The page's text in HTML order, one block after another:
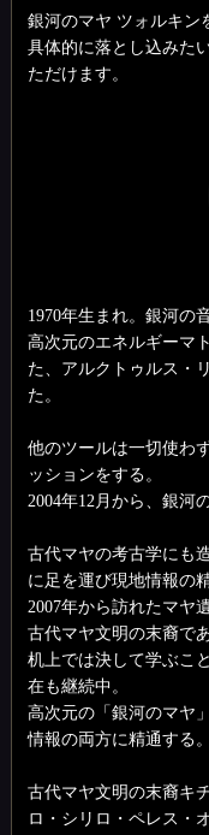
銀河のマヤ ツォルキン
具体的に落とし込みた
ただけます。
1970年生まれ。銀河の
高次元のエネルギーマ
た、アルクトゥルス・
た。
他のツールは一切使わ
ッションをする。
2004年12月から、銀河
古代マヤの考古学にも
に足を運び現地情報の
2007年から訪れたマヤ
古代マヤ文明の末裔で
机上では決して学ぶこ
在も継続中。
高次元の「銀河のマヤ
情報の両方に精通する。
古代マヤ文明の末裔キ
ロ・シリロ・ペレス・